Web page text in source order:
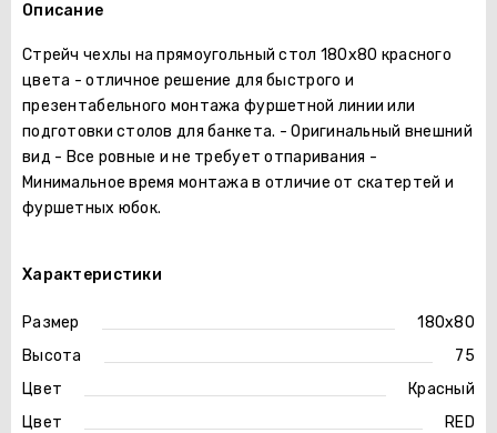
Описание
Стрейч чехлы на прямоугольный стол 180х80 красного
цвета - отличное решение для быстрого и
презентабельного монтажа фуршетной линии или
подготовки столов для банкета. - Оригинальный внешний
вид - Все ровные и не требует отпаривания -
Минимальное время монтажа в отличие от скатертей и
фуршетных юбок.
Характеристики
Размер
180х80
Высота
75
Цвет
Красный
Цвет
RED